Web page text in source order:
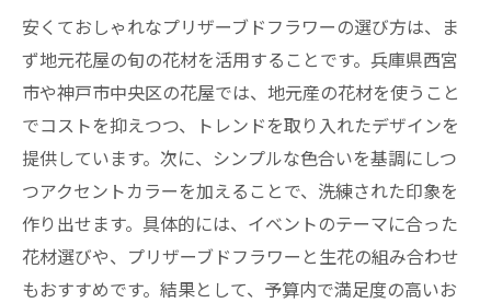
安くておしゃれなプリザーブドフラワーの選び方は、ま
ず地元花屋の旬の花材を活用することです。兵庫県西宮
市や神戸市中央区の花屋では、地元産の花材を使うこと
でコストを抑えつつ、トレンドを取り入れたデザインを
提供しています。次に、シンプルな色合いを基調にしつ
つアクセントカラーを加えることで、洗練された印象を
作り出せます。具体的には、イベントのテーマに合った
花材選びや、プリザーブドフラワーと生花の組み合わせ
もおすすめです。結果として、予算内で満足度の高いお